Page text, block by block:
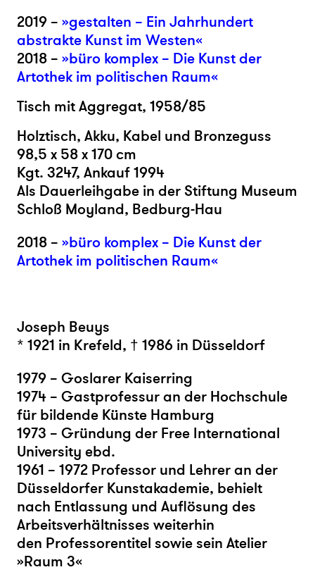
2019 – »gestalten – Ein Jahrhundert
abstrakte Kunst im Westen«
2018 – »büro komplex – Die Kunst der
Artothek im politischen Raum«
Tisch mit Aggregat, 1958/85
Holztisch, Akku, Kabel und Bronzeguss
98,5 x 58 x 170 cm
Kgt. 3247, Ankauf 1994
Als Dauerleihgabe in der Stiftung Museum
Schloß Moyland, Bedburg-Hau
2018 – »büro komplex – Die Kunst der
Artothek im politischen Raum«
Joseph Beuys
* 1921 in Krefeld, † 1986 in Düsseldorf
1979 – Goslarer Kaiserring
1974 – Gastprofessur an der Hochschule
für bildende Künste Hamburg
1973 – Gründung der Free International
University ebd.
1961 – 1972 Professor und Lehrer an der
Düsseldorfer Kunstakademie, behielt
nach Entlassung und Auflösung des
Arbeitsverhältnisses weiterhin
den Professorentitel sowie sein Atelier
»Raum 3«